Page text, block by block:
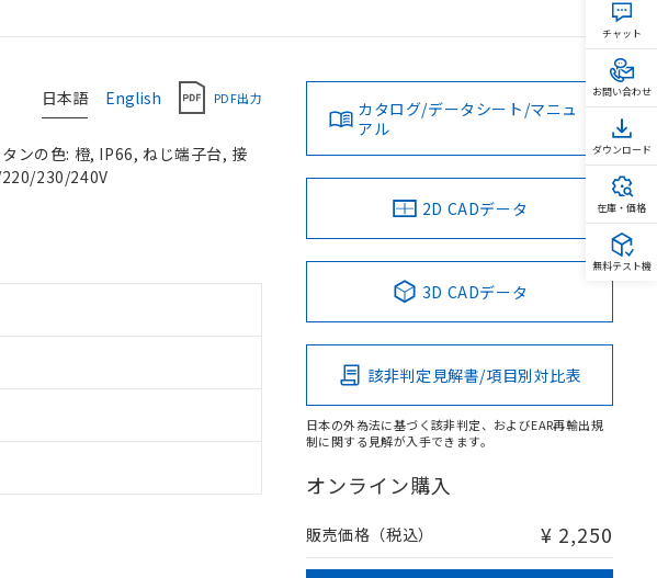
日本語 English PDF出力
ンの色: 橙, IP66, ねじ端子台, 接
220/230/240V
カタログ/データシート/マニュ
アル
2D CADデータ
3D CADデータ
該非判定見解書/項目別対比表
日本の外為法に基づく該非判定、およびEAR再輸出規
制に関する見解が入手できます。
オンライン購入
販売価格（税込） ¥ 2,250
チャット
お問い合わせ
ダウンロード
在庫・価格
無料テスト機